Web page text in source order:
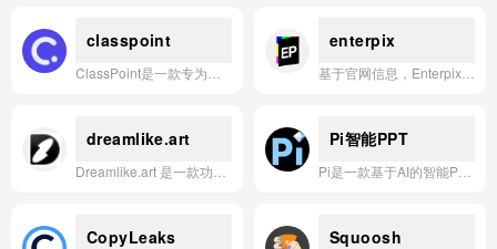
classpoint enterpix
dreamlike.art Pi智能PPT
CopyLeaks Squoosh